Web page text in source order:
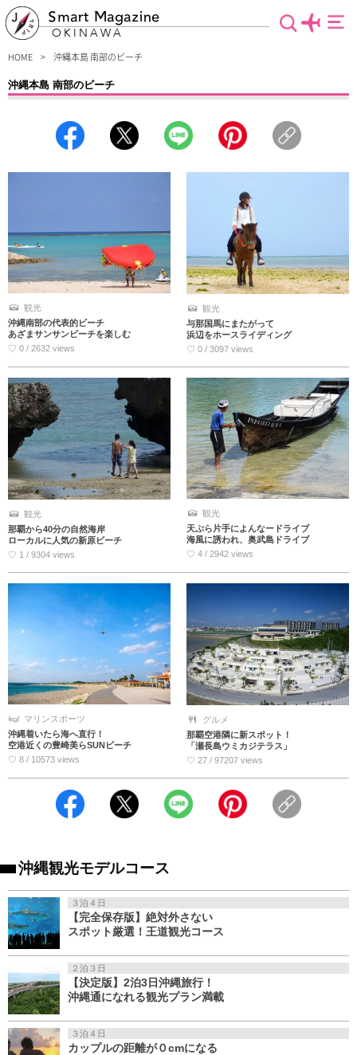
Smart Magazine
OKINAWA
HOME 沖縄本島 南部のビーチ
沖縄本島 南部のビーチ
ックアップ♪人魚になった気分で海中を散策したり、マリンスポーツを楽しんだ
り、素足になって波と戯れるだけでもOK！子どもや大人はもちろん、海デビューを
観光
沖縄南部の代表的ビーチ
あざまサンサンビーチを楽しむ
♡ 0 / 2632 views
観光
与那国馬にまたがって
浜辺をホースライディング
♡ 0 / 3097 views
観光
那覇から40分の自然海岸
ローカルに人気の新原ビーチ
♡ 1 / 9304 views
観光
天ぷら片手によんなードライブ
海風に誘われ、奥武島ドライブ
♡ 4 / 2942 views
マリンスポーツ
沖縄着いたら海へ直行！
空港近くの豊崎美らSUNビーチ
♡ 8 / 10573 views
グルメ
那覇空港隣に新スポット！
「瀬長島ウミカジテラス」
♡ 27 / 97207 views
沖縄観光モデルコース
３泊４日
【完全保存版】絶対外さない
スポット厳選！王道観光コース
２泊３日
【決定版】2泊3日沖縄旅行！
沖縄通になれる観光プラン満載
３泊４日
カップルの距離が０cmになる